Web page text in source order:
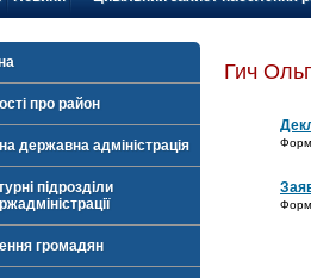
про район
державна адміністрація
підрозділи
громадян
Гич